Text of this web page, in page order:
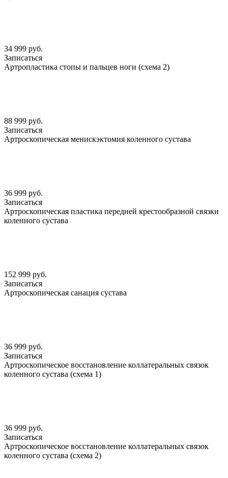
34 999 руб.
Записаться
Артропластика стопы и пальцев ноги (схема 2)
88 999 руб.
Записаться
Артроскопическая менискэктомия коленного сустава
36 999 руб.
Записаться
Артроскопическая пластика передней крестообразной связки
коленного сустава
152 999 руб.
Записаться
Артроскопическая санация сустава
36 999 руб.
Записаться
Артроскопическое восстановление коллатеральных связок
коленного сустава (схема 1)
36 999 руб.
Записаться
Артроскопическое восстановление коллатеральных связок
коленного сустава (схема 2)